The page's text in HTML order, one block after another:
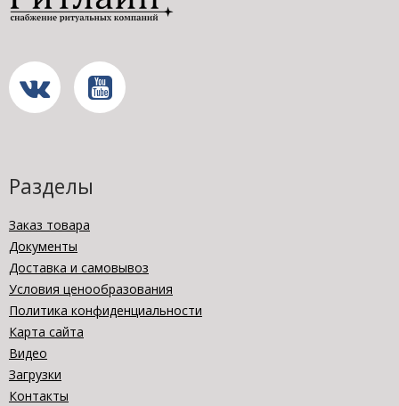
Разделы
Заказ товара
Документы
Доставка и самовывоз
Условия ценообразования
Политика конфиденциальности
Карта сайта
Видео
Загрузки
Контакты